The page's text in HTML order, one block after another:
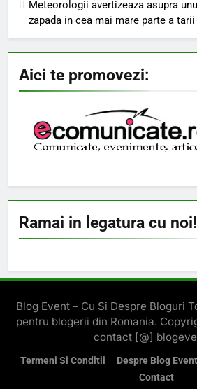
Meteorologii avertizeaza asupra
zapada in cea mai mare parte a tarii
Aici te promovezi:
Ramai in legatura cu noi!
Blog Event – Cu Si Despre Bloguri
pentru blogerii din Romania.
contact [@]
Termeni Si Conditii Despre Blog Event
Contact